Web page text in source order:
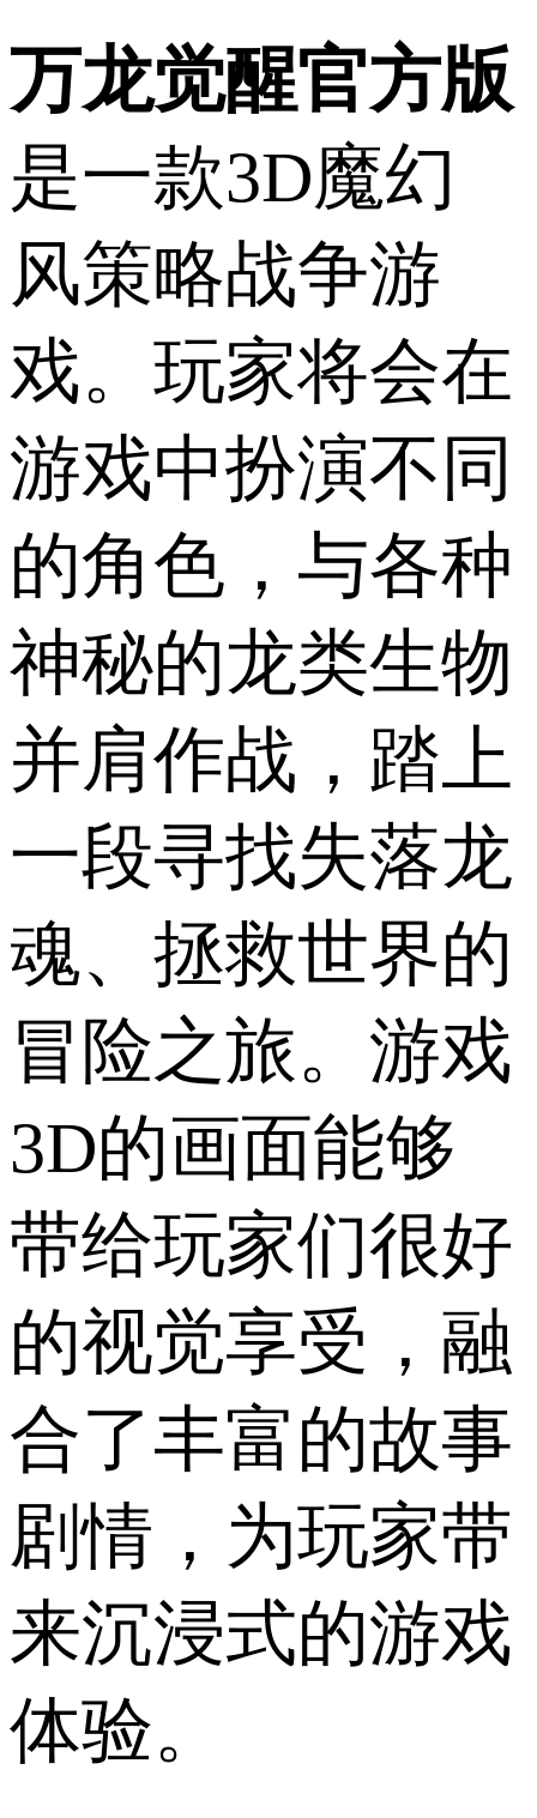
万龙觉醒官方版
是一款3D魔幻
风策略战争游
戏。玩家将会在
游戏中扮演不同
的角色，与各种
神秘的龙类生物
并肩作战，踏上
一段寻找失落龙
魂、拯救世界的
冒险之旅。游戏
3D的画面能够
带给玩家们很好
的视觉享受，融
合了丰富的故事
剧情，为玩家带
来沉浸式的游戏
体验。